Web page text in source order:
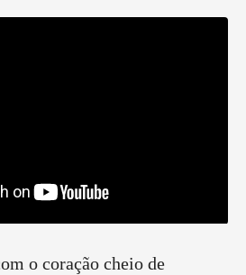
o coração cheio de